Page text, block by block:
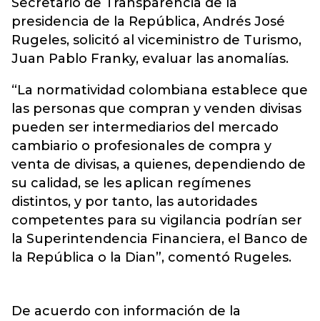
presidencia de la República, Andrés José
Rugeles, solicitó al viceministro de Turismo,
Juan Pablo Franky, evaluar las anomalías.
“La normatividad colombiana establece que
las personas que compran y venden divisas
pueden ser intermediarios del mercado
cambiario o profesionales de compra y
venta de divisas, a quienes, dependiendo de
su calidad, se les aplican regímenes
distintos, y por tanto, las autoridades
competentes para su vigilancia podrían ser
la Superintendencia Financiera, el Banco de
la República o la Dian”, comentó Rugeles.
De acuerdo con información de la